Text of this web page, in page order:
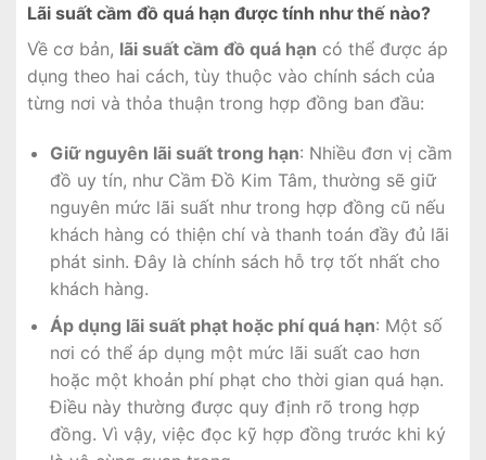
Lãi suất cầm đồ quá hạn được tính như thế nào?
Về cơ bản, lãi suất cầm đồ quá hạn có thể được áp
dụng theo hai cách, tùy thuộc vào chính sách của
từng nơi và thỏa thuận trong hợp đồng ban đầu:
Giữ nguyên lãi suất trong hạn: Nhiều đơn vị cầm
đồ uy tín, như Cầm Đồ Kim Tâm, thường sẽ giữ
nguyên mức lãi suất như trong hợp đồng cũ nếu
khách hàng có thiện chí và thanh toán đầy đủ lãi
phát sinh. Đây là chính sách hỗ trợ tốt nhất cho
khách hàng.
Áp dụng lãi suất phạt hoặc phí quá hạn: Một số
nơi có thể áp dụng một mức lãi suất cao hơn
hoặc một khoản phí phạt cho thời gian quá hạn.
Điều này thường được quy định rõ trong hợp
đồng. Vì vậy, việc đọc kỹ hợp đồng trước khi ký